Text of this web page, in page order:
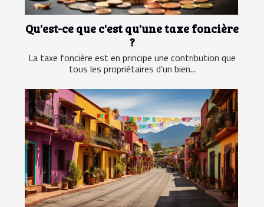
Qu'est-ce que c'est qu'une taxe foncière
?
La taxe foncière est en principe une contribution que
tous les propriétaires d’un bien...